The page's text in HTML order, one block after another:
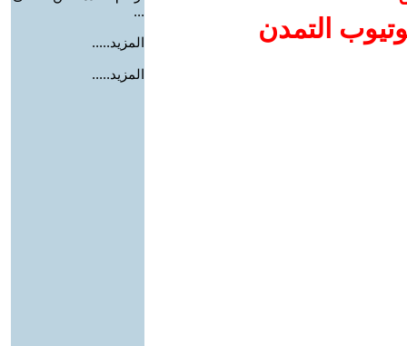
التمدن
...
المزيد.....
المزيد.....